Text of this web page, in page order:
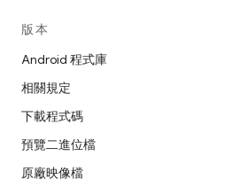
版本
Android 程式庫
相關規定
下載程式碼
預覽二進位檔
原廠映像檔